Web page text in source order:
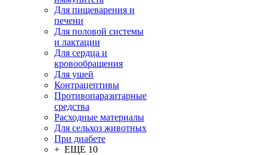
Для пищеварения и
печени
Для половой системы
и лактации
Для сердца и
кровообращения
Для ушей
Контрацептивы
Противопаразитарные
средства
Расходные материалы
Для сельхоз животных
При диабете
+ ЕЩЕ 10